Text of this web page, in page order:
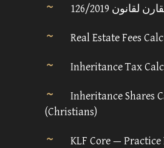
126/2019
Real Estate Fees
Inheritance Tax
Inheritance Shares
(Christians)
KLF Core —